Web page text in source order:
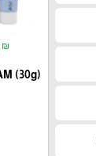
₪
(30g)